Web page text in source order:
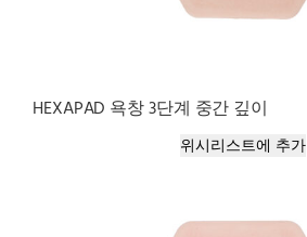
HEXAPAD 욕창 3단계 중간 깊이
위시리스트에 추가